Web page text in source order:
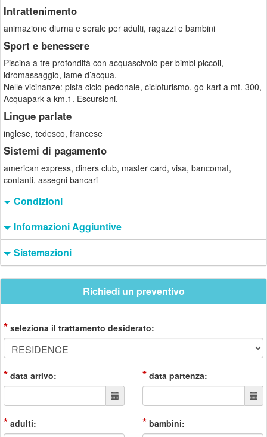
Intrattenimento
animazione diurna e serale per adulti, ragazzi e bambini
Sport e benessere
Piscina a tre profondità con acquascivolo per bimbi piccoli,
idromassaggio, lame d’acqua.
Nelle vicinanze: pista ciclo-pedonale, cicloturismo, go-kart a mt. 300,
Acquapark a km.1. Escursioni.
Lingue parlate
inglese, tedesco, francese
Sistemi di pagamento
american express, diners club, master card, visa, bancomat,
contanti, assegni bancari
Condizioni
Informazioni Aggiuntive
Sistemazioni
Richiedi un preventivo
* seleziona il trattamento desiderato:
* data arrivo: * data partenza:
* adulti: * bambini: